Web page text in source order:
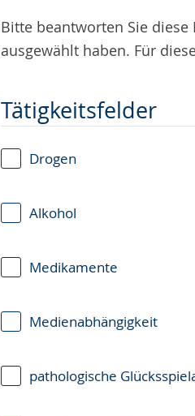
Bitte beantworten Sie diese
ausgewählt haben. Für
Tätigkeitsfelder
Drogen
Alkohol
Medikamente
Medienabhängigkeit
pathologische